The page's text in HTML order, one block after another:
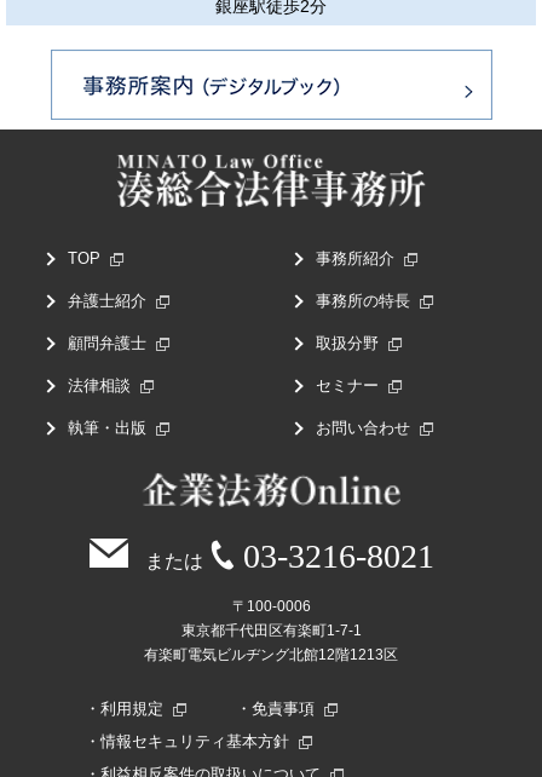
銀座駅徒歩2分
TOP 事務所紹介
弁護士紹介 事務所の特長
顧問弁護士 取扱分野
法律相談 セミナー
執筆・出版 お問い合わせ
または 03-3216-8021
〒100-0006
東京都千代田区有楽町1-7-1
有楽町電気ビルヂング北館12階1213区
利用規定
免責事項
情報セキュリティ基本方針